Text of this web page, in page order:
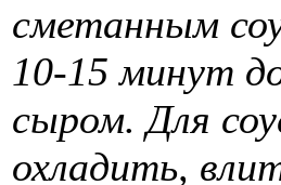
сметанным
10-15 минут
сыром. Для
охладить,